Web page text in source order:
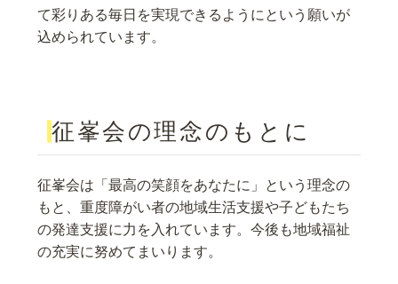
て彩りある毎日を実現できるようにという願いが
込められています。
征峯会の理念のもとに
征峯会は「最高の笑顔をあなたに」という理念の
もと、重度障がい者の地域生活支援や子どもたち
の発達支援に力を入れています。今後も地域福祉
の充実に努めてまいります。